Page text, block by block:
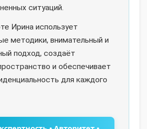
ситуаций.
Ирина использует
методики, внимательный и
подход, создаёт
и обеспечивает
для каждого